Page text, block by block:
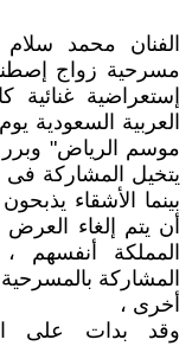
الفنان محمد
مسرحية زواج
إستعراضية
موسم الرياض" وبرر
يتخيل المشاركة فى
بينما الأشقاء
أن يتم إلغاء
المملكة
المشاركة
أخرى ،
وقد بدات على